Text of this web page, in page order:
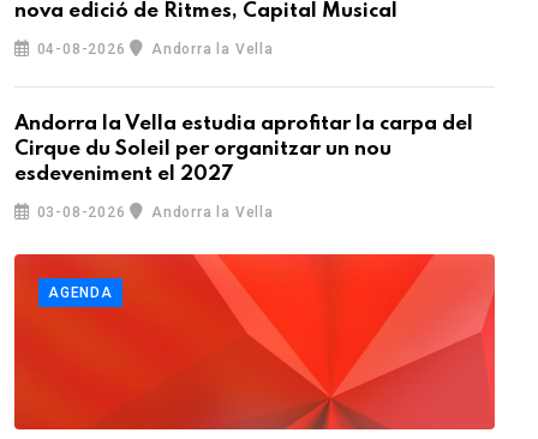
nova edició de Ritmes, Capital Musical
04-08-2026 Andorra la Vella
Andorra la Vella estudia aprofitar la carpa del
Cirque du Soleil per organitzar un nou
esdeveniment el 2027
03-08-2026 Andorra la Vella
AGENDA